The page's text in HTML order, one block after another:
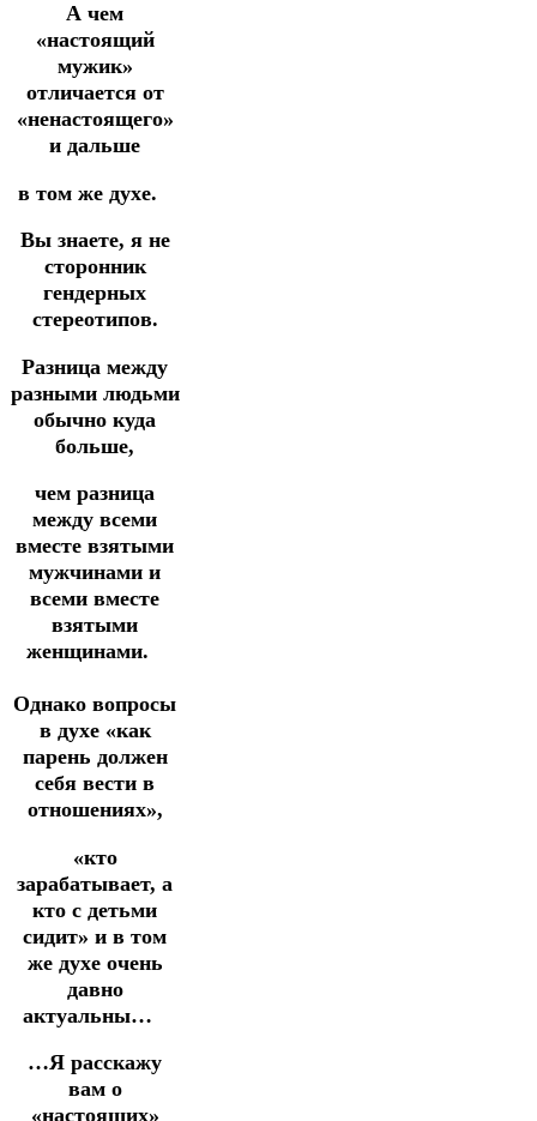
А чем
«настоящий
мужик»
отличается от
«ненастоящего»
и дальше
в том же духе.
Вы знаете, я не
сторонник
гендерных
стереотипов.
Разница между
разными людьми
обычно куда
больше,
чем разница
между всеми
вместе взятыми
мужчинами и
всеми вместе
взятыми
женщинами.⠀
Однако вопросы
в духе «как
парень должен
себя вести в
отношениях»,
«кто
зарабатывает, а
кто с детьми
сидит» и в том
же духе очень
давно
актуальны…
…Я расскажу
вам о
«настоящих»